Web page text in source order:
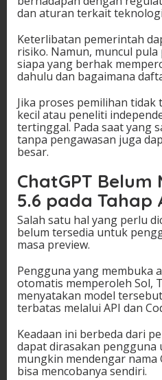
dan aturan terkait
Keterlibatan pemerintah
risiko. Namun, muncul
siapa yang berhak
dahulu dan bagaimana
Jika proses pemilihan
kecil atau peneliti
tertinggal. Pada saat yang
tanpa pengawasan juga
besar.
ChatGPT Belum
5.6 pada Tahap
Salah satu hal yang perlu
belum tersedia untuk
masa preview.
Pengguna yang membuka
otomatis memperoleh Sol,
menyatakan model
terbatas melalui API dan
Keadaan ini berbeda dari
dapat dirasakan pengguna
mungkin mendengar nama
bisa mencobanya sendiri.